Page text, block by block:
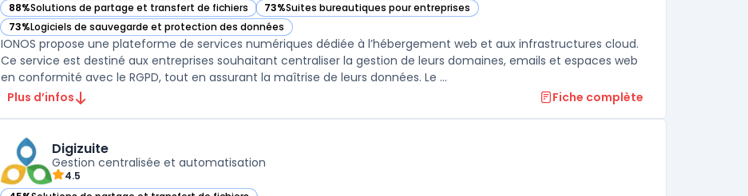
88%Solutions de partage et transfert de fichiers
— voir IONOS dans cette catégorie 73%Suites bureautiques pour entreprises
— voir IONOS dans cette catégorie
73%Logiciels de sauvegarde et protection des données
— voir IONOS dans cette catégorie
IONOS propose une plateforme de services numériques dédiée à l’hébergement web et aux infrastructures cloud.
Ce service est destiné aux entreprises souhaitant centraliser la gestion de leurs domaines, emails et espaces web
en conformité avec le RGPD, tout en assurant la maîtrise de leurs données. Le ...
Plus d’infos
Fiche complète
Digizuite
Gestion centralisée et automatisation
4.5